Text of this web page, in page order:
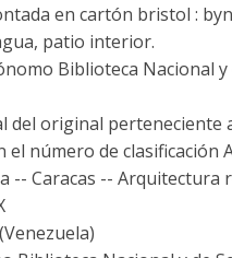
en cartón bristol : byn
patio interior.
Biblioteca Nacional y
del original perteneciente
el número de clasificación
-- Caracas --